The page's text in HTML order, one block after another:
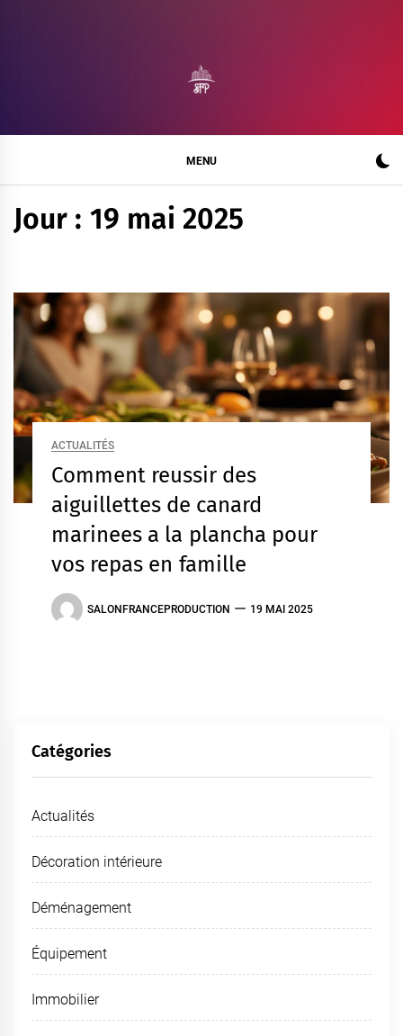
SALON FRANCE
PRODUCTION
MENU
Jour : 19 mai 2025
ACTUALITÉS
Comment reussir des
aiguillettes de canard
marinees a la plancha pour
vos repas en famille
SALONFRANCEPRODUCTION 19 MAI 2025
Catégories
Actualités
Décoration intérieure
Déménagement
Équipement
Immobilier